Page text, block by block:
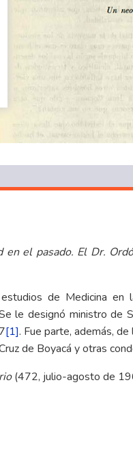
el pasado. El Dr.
de Medicina en
le designó ministro de
[1]. Fue parte, además,
de Boyacá y otras
(472, julio-agosto de